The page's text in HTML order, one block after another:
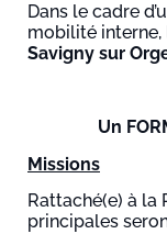
Dans le cadre
mobilité interne,
Savigny sur
Un
Missions
Rattaché(e) à la
principales